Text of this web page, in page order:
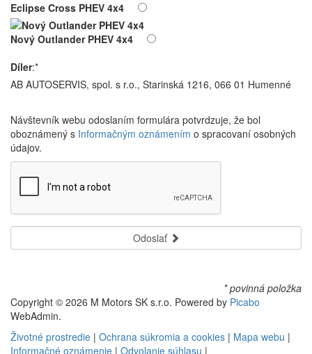
Eclipse Cross PHEV 4x4
Nový Outlander PHEV 4x4
Díler:*
AB AUTOSERVIS, spol. s r.o., Starinská 1216, 066 01 Humenné
Návštevník webu odoslaním formulára potvrdzuje, že bol
oboznámený s Informačným oznámením o spracovaní osobných
údajov.
Odoslať
* povinná položka
Copyright © 2026 M Motors SK s.r.o. Powered by Picabo
WebAdmin.
Životné prostredie | Ochrana súkromia a cookies | Mapa webu |
Informačné oznámenie | Odvolanie súhlasu |